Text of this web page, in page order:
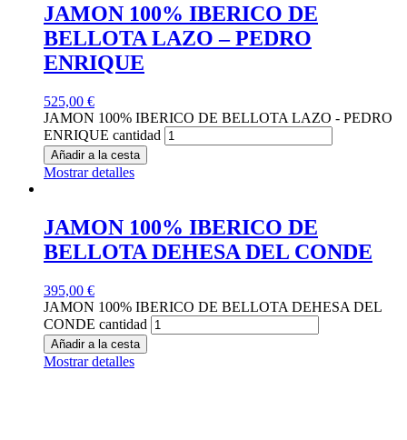
JAMON 100% IBERICO DE
BELLOTA LAZO – PEDRO
ENRIQUE
525,00 €
JAMON 100% IBERICO DE BELLOTA LAZO - PEDRO
ENRIQUE cantidad
Añadir a la cesta
Mostrar detalles
JAMON 100% IBERICO DE
BELLOTA DEHESA DEL CONDE
395,00 €
JAMON 100% IBERICO DE BELLOTA DEHESA DEL
CONDE cantidad
Añadir a la cesta
Mostrar detalles